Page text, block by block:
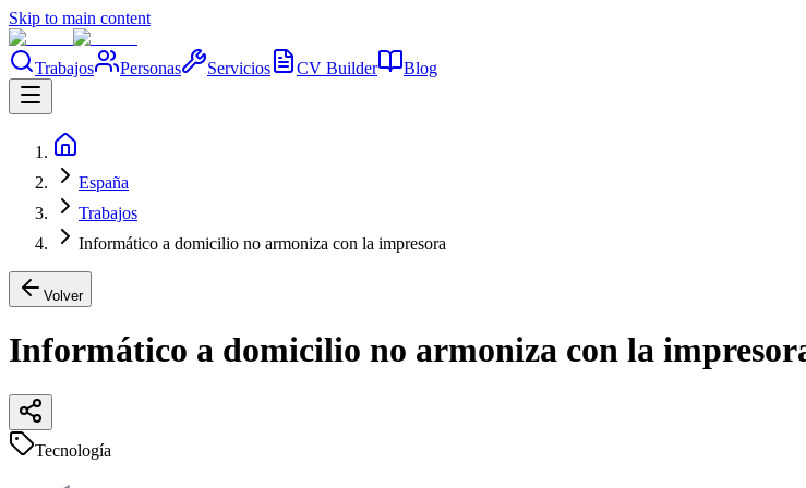
Skip to main content
Trabajos Personas Servicios CV Builder Blog
España
Trabajos
Informático a domicilio no armoniza con la impresora
Volver
Informático a domicilio no armoniza con la
Tecnología